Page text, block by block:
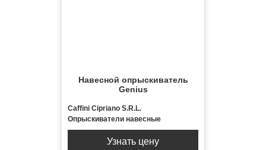
Навесной опрыскиватель
Genius
Caffini Cipriano S.R.L.
Опрыскиватели навесные
Узнать цену